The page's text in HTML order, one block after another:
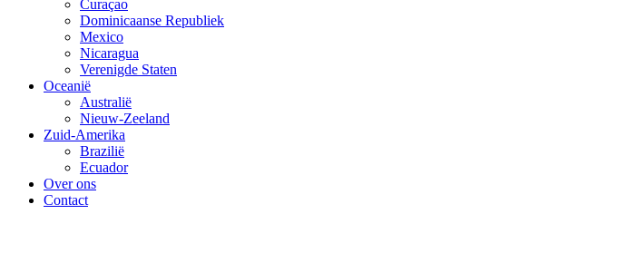
Curaçao
Dominicaanse Republiek
Mexico
Nicaragua
Verenigde Staten
Oceanië
Australië
Nieuw-Zeeland
Zuid-Amerika
Brazilië
Ecuador
Over ons
Contact